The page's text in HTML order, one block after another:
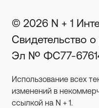
© 2026 N + 1
Свидетельство
Эл № ФС77-
Использование всех
изменений в
ссылкой на N + 1.